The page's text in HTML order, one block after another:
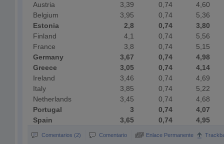
Austria
3,39 0,74
4,60
Belgium
3,95 0,74
5,36
Estonia
2,8 0,74
3,80
Finland
4,1 0,74
5,56
France
3,8 0,74
5,15
Germany
3,67 0,74
4,98
Greece
3,05 0,74
4,14
Ireland
3,46 0,74
4,69
Italy
3,85 0,74
5,22
Netherlands
3,45 0,74
4,68
Portugal
3 0,74
4,07
Spain
3,65 0,74 4,95
Comentarios (2) Comentario Enlace Permanente